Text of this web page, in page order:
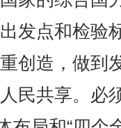
发点和检验
创造，做到
民共享。必